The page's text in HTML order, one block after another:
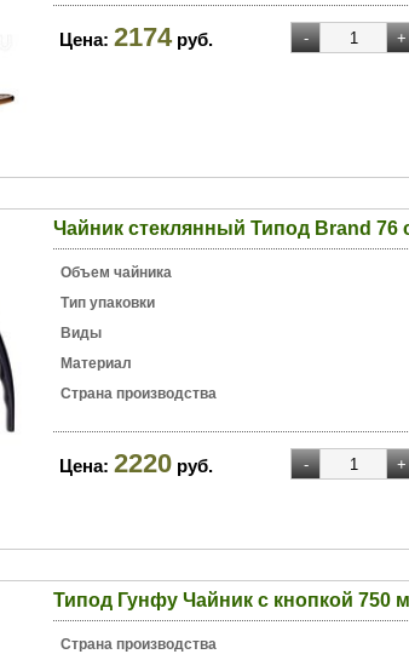
Цена: 2174 руб.
Чайник стеклянный Типод Brand 76
Объем чайника
Тип упаковки
Виды
Материал
Страна производства
Цена: 2220 руб.
Типод Гунфу Чайник с кнопкой 750
Страна производства